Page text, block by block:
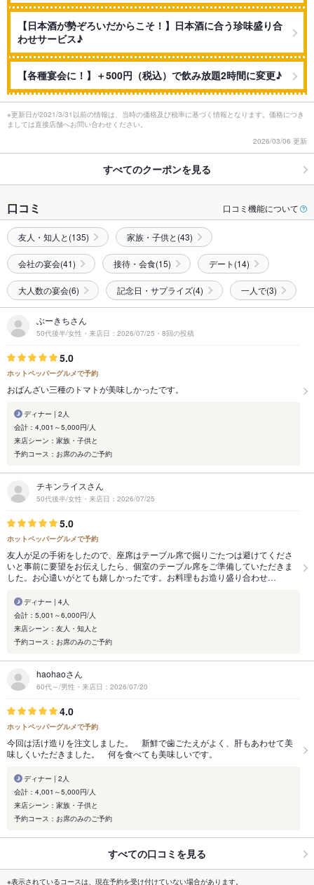
【日本酒が勢ぞろいだからこそ！】日本酒に合う珍味盛り合
わせサービス♪
【各種宴会に！】＋500円（税込）で飲み放題2時間に変更♪
※更新日が2021/3/31以前の情報は、当時の価格及び税率に基づく情報となります。価格につき
ましては直接店舗へお問い合わせください。
2026/03/06 更新
すべてのクーポンを見る
口コミ 口コミ機能について
友人・知人と(135) 家族・子供と(43)
会社の宴会(41) 接待・会食(15) デート(14)
大人数の宴会(6) 記念日・サプライズ(4) 一人で(3)
ぶーきちさん
50代後半/女性・来店日：2026/07/25・8回の投稿
5.0
ホットペッパーグルメで予約
おばんざい三種のトマトが美味しかったです。
ディナー | 2人
会計：4,001～5,000円/人
来店シーン：家族・子供と
予約コース：お席のみのご予約
チキンライスさん
50代後半/女性・来店日：2026/07/25
5.0
ホットペッパーグルメで予約
友人が足の手術をしたので、座席はテーブル席で掘りごたつは避けてくださ
いと事前に要望をお伝えしたら、個室のテーブル席をご準備していただきま
した。お心遣いがとても嬉しかったです。お料理もお造り盛り合わせ…
ディナー | 4人
会計：5,001～6,000円/人
来店シーン：友人・知人と
予約コース：お席のみのご予約
haohaoさん
60代～/男性・来店日：2026/07/20
4.0
ホットペッパーグルメで予約
今回は活け造りを注文しました。 新鮮で歯ごたえがよく、肝もあわせて美
味しくいただきました。 何を食べても美味しいです。
ディナー | 2人
会計：4,001～5,000円/人
来店シーン：家族・子供と
予約コース：お席のみのご予約
すべての口コミを見る
※表示されているコースは、現在予約を受け付けていない場合があります。